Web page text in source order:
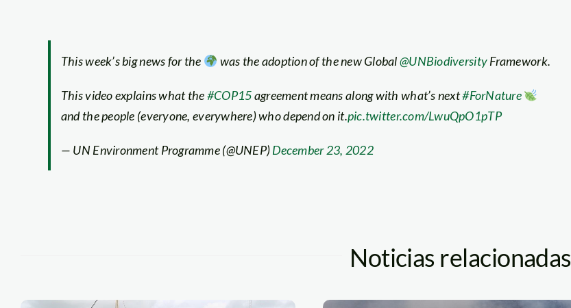
This week’s big news for the was the adoption of the new Global@UNBiodiversityFramework.
This video explains what the#COP15agreement means along with what’s next#ForNature
and the people (everyone, everywhere) who depend on it.pic.twitter.com/LwuQpO1pTP
— UN Environment Programme (@UNEP)December 23, 2022
Noticias relacionadas